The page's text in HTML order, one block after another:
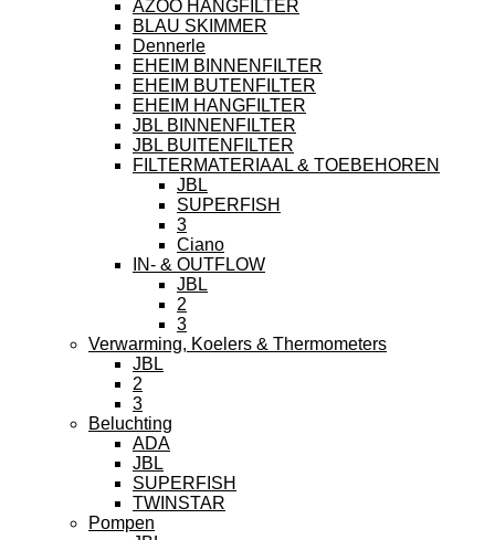
AZOO HANGFILTER
BLAU SKIMMER
Dennerle
EHEIM BINNENFILTER
EHEIM BUTENFILTER
EHEIM HANGFILTER
JBL BINNENFILTER
JBL BUITENFILTER
FILTERMATERIAAL & TOEBEHOREN
JBL
SUPERFISH
3
Ciano
IN- & OUTFLOW
JBL
2
3
Verwarming, Koelers & Thermometers
JBL
2
3
Beluchting
ADA
JBL
SUPERFISH
TWINSTAR
Pompen